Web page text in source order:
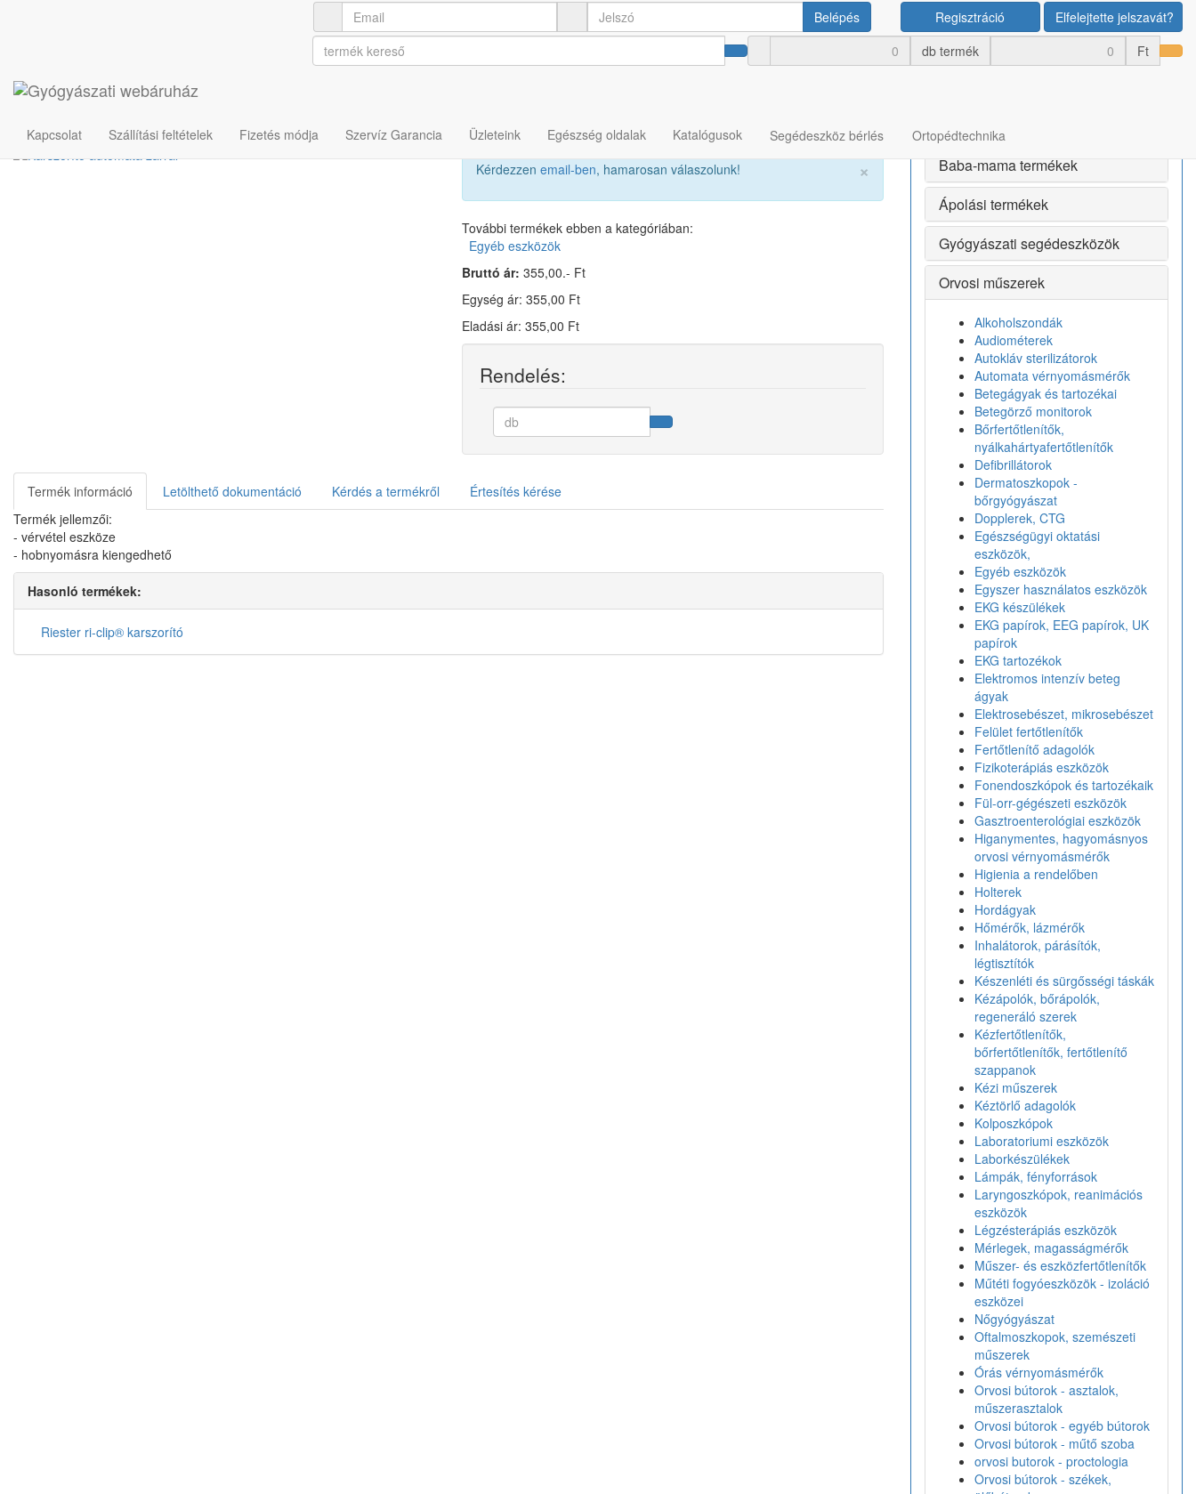
Belépés Regisztráció
Elfelejtette jelszavát?
db termék
Ft
Kapcsolat Szállítási feltételek Fizetés módja Szervíz Garancia Üzleteink Egészség oldalak Katalógusok Segédeszköz bérlés Ortopédtechnika
Karszorító automata zárral
Cikkszám: U00013614
×
Kérdezzen email-ben, hamarosan válaszolunk!
További termékek ebben a kategóriában:
Egyéb eszközök
Bruttó ár: 355,00.- Ft
Egység ár: 355,00 Ft
Eladási ár: 355,00 Ft
Rendelés:
Termék információ Letölthető dokumentáció Kérdés a termékről
Értesítés kérése
Termék jellemzői:
- vérvétel eszköze
- hobnyomásra kiengedhető
Hasonló termékek:
Riester ri-clip® karszorító
Termék kategóriák
Bérlés
Egészségmegőrző termékek
Baba-mama termékek
Ápolási termékek
Gyógyászati segédeszközök
Orvosi műszerek
Alkoholszondák
Audiométerek
Autokláv sterilizátorok
Automata vérnyomásmérők
Betegágyak és tartozékai
Betegörző monitorok
Bőrfertőtlenítők,
nyálkahártyafertőtlenítők
Defibrillátorok
Dermatoszkopok -
bőrgyógyászat
Dopplerek, CTG
Egészségügyi oktatási
eszközök,
Egyéb eszközök
Egyszer használatos eszközök
EKG készülékek
EKG papírok, EEG papírok, UK
papírok
EKG tartozékok
Elektromos intenzív beteg
ágyak
Elektrosebészet, mikrosebészet
Felület fertőtlenítők
Fertőtlenítő adagolók
Fizikoterápiás eszközök
Fonendoszkópok és tartozékaik
Fül-orr-gégészeti eszközök
Gasztroenterológiai eszközök
Higanymentes, hagyomásnyos
orvosi vérnyomásmérők
Higienia a rendelőben
Holterek
Hordágyak
Hőmérők, lázmérők
Inhalátorok, párásítók,
légtisztítók
Készenléti és sürgősségi táskák
Kézápolók, bőrápolók,
regeneráló szerek
Kézfertőtlenítők,
bőrfertőtlenítők, fertőtlenítő
szappanok
Kézi műszerek
Kéztörlő adagolók
Kolposzkópok
Laboratoriumi eszközök
Laborkészülékek
Lámpák, fényforrások
Laryngoszkópok, reanimációs
eszközök
Légzésterápiás eszközök
Mérlegek, magasságmérők
Műszer- és eszközfertőtlenítők
Műtéti fogyóeszközök - izoláció
eszközei
Nőgyógyászat
Oftalmoszkopok, szemészeti
műszerek
Órás vérnyomásmérők
Orvosi bútorok - asztalok,
műszerasztalok
Orvosi bútorok - egyéb bútorok
Orvosi bútorok - műtő szoba
orvosi butorok - proctologia
Orvosi bútorok - székek,